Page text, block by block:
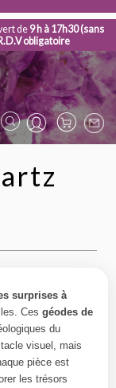
de9 h à 17h30 (sans
obligatoire
surprises à
Cesgéodes de
du
visuel, mais
pièce est
les trésors